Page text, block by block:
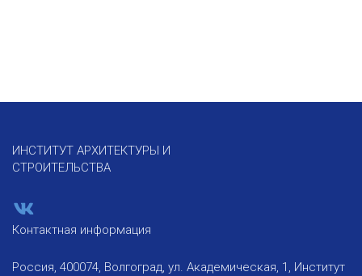
ИНСТИТУТ АРХИТЕКТУРЫ И
СТРОИТЕЛЬСТВА
Контактная информация
Россия, 400074, Волгоград, ул. Академическая, 1, Институт